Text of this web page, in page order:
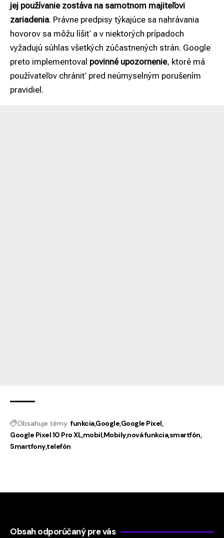
jej používanie zostáva na samotnom majiteľovi
zariadenia. Právne predpisy týkajúce sa nahrávania
hovorov sa môžu líšiť a v niektorých prípadoch
vyžadujú súhlas všetkých zúčastnených strán. Google
preto implementoval povinné upozornenie, ktoré má
používateľov chrániť pred neúmyselným porušením
pravidiel.
Obsahuje témy: funkciaGoogleGoogle Pixel
Google Pixel 10 Pro XLmobilMobilynová funkciasmartfón
Smartfonytelefón
Obsah odporúčaný pre vás